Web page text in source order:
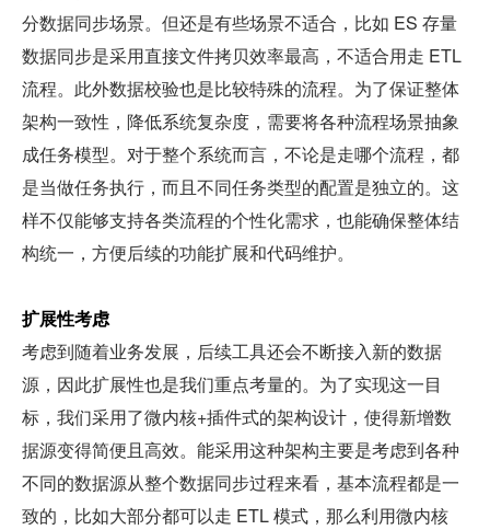
分数据同步场景。但还是有些场景不适合，比如 ES 存量
数据同步是采用直接文件拷贝效率最高，不适合用走 ETL
流程。此外数据校验也是比较特殊的流程。为了保证整体
架构一致性，降低系统复杂度，需要将各种流程场景抽象
成任务模型。对于整个系统而言，不论是走哪个流程，都
是当做任务执行，而且不同任务类型的配置是独立的。这
样不仅能够支持各类流程的个性化需求，也能确保整体结
构统一，方便后续的功能扩展和代码维护。
扩展性考虑
考虑到随着业务发展，后续工具还会不断接入新的数据
源，因此扩展性也是我们重点考量的。为了实现这一目
标，我们采用了微内核+插件式的架构设计，使得新增数
据源变得简便且高效。能采用这种架构主要是考虑到各种
不同的数据源从整个数据同步过程来看，基本流程都是一
致的，比如大部分都可以走 ETL 模式，那么利用微内核